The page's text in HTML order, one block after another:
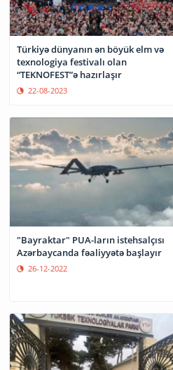
Türkiyə dünyanın ən böyük elm və
texnologiya festivalı olan
“TEKNOFEST”ə hazırlaşır
22-08-2023
"Bayraktar" PUA-ların istehsalçısı
Azərbaycanda fəaliyyətə başlayır
26-12-2022